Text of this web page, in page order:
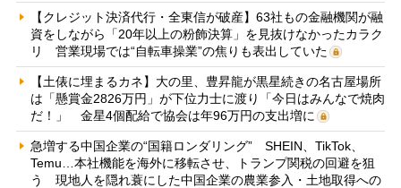
【クレジット決済代行・全東信が破産】63社もの金融機関が融
資をしながら「20年以上の粉飾決算」を見抜けなかったカラク
リ 営業現場では“自転車操業”の焦りも表出していた
【土俵に埋まるカネ】大の里、豊昇龍が黒星続きの名古屋場所
は「懸賞金2826万円」が下位力士に渡り「今日はみんなで焼肉
だ！」 金星4個配給で協会は年96万円の支出増に
急増する中国企業の“国籍ロンダリング” SHEIN、TikTok、
Temu…本社機能を海外に移転させ、トランプ関税の回避を狙
う 現地人を隠れ蓑にした中国企業の農業参入・土地取得への